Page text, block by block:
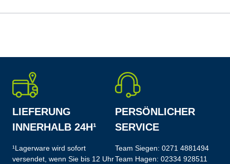
LIEFERUNG
INNERHALB 24H¹
¹Lagerware wird sofort
versendet, wenn Sie bis 12 Uhr
PERSÖNLICHER
SERVICE
Team Siegen: 0271 4881494
Team Hagen: 02334 928511